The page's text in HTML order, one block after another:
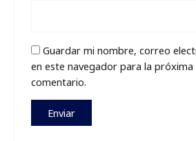
Guardar mi nombre, correo
en este navegador para la próxima
comentario.